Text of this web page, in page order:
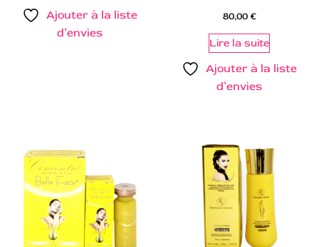
Ajouter à la liste
d’envies
80,00€
Lire la suite
Ajouter à la liste
d’envies